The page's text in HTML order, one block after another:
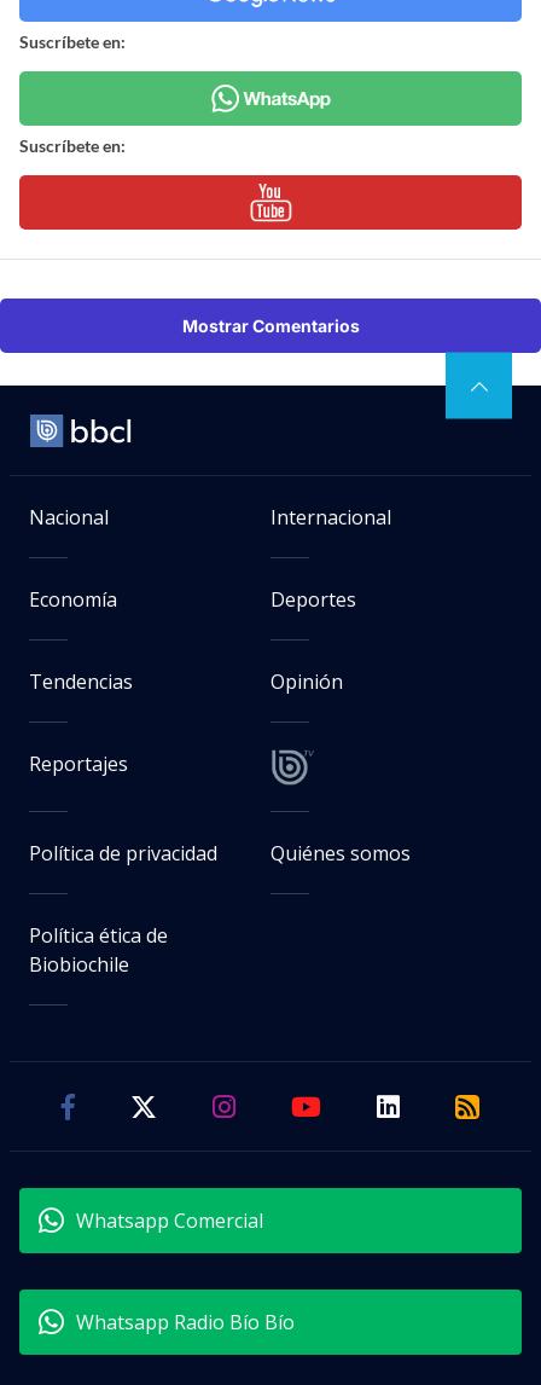
Suscríbete en:
Suscríbete en:
Mostrar Comentarios
Nacional Internacional
Economía Deportes
Tendencias Opinión
Reportajes
Política de privacidad Quiénes somos
Política ética de
Biobiochile
Whatsapp Comercial
Whatsapp Radio Bío Bío